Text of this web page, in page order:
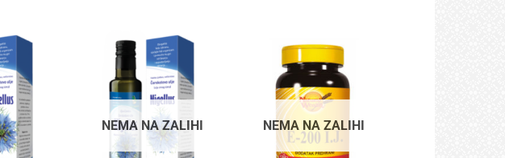
NEMA NA ZALIHI NEMA NA ZALIHI